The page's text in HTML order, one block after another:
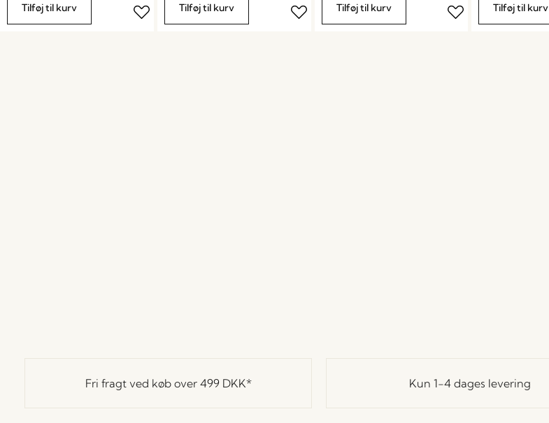
Tilføj til kurv
Tilføj til kurv
Tilføj til kurv
Tilføj til kurv
Fri fragt ved køb over 499 DKK* Kun 1-4 dages levering